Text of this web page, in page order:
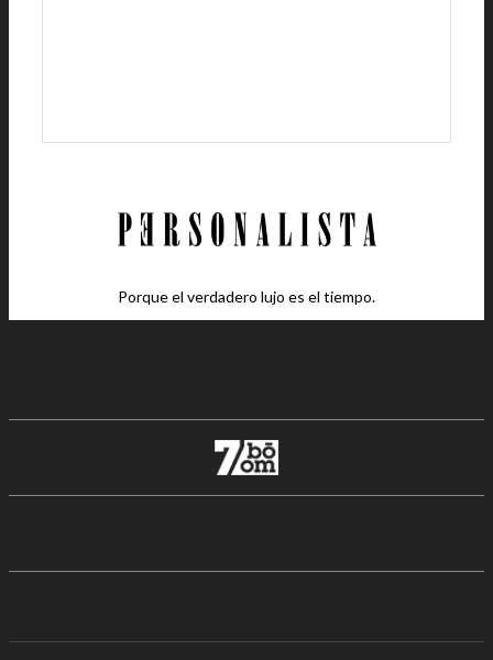
Porque el verdadero lujo es el tiempo.